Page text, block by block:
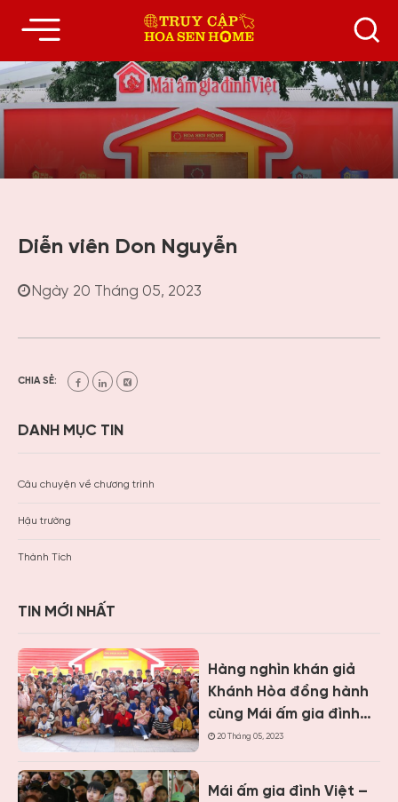
Diễn viên Don Nguyễn
Ngày 20 Tháng 05, 2023
CHIA SẺ:
DANH MỤC TIN
Câu chuyện về chương trình
Hậu trường
Thành Tích
TIN MỚI NHẤT
Hàng nghìn khán giả
Khánh Hòa đồng hành
cùng Mái ấm gia đình
Việt, trao hơn 9 tỷ
20 Tháng 05, 2023
Mái ấm gia đình Việt –